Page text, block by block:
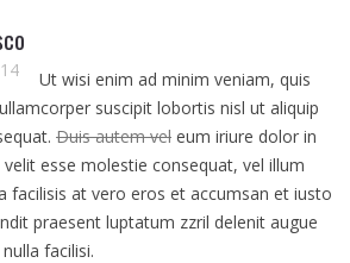
Ut wisi enim ad minim veniam, quis
suscipit lobortis nisl ut aliquip
Duis autem vel eum iriure dolor in
velit esse molestie consequat, vel illum
facilisis at vero eros et accumsan et iusto
praesent luptatum zzril delenit augue
facilisi.